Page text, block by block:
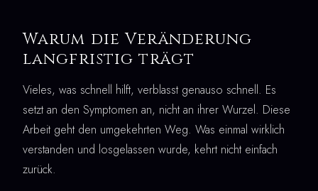
Warum die Veränderung
langfristig trägt
Vieles, was schnell hilft, verblasst genauso schnell. Es
setzt an den Symptomen an, nicht an ihrer Wurzel. Diese
Arbeit geht den umgekehrten Weg. Was einmal wirklich
verstanden und losgelassen wurde, kehrt nicht einfach
zurück.